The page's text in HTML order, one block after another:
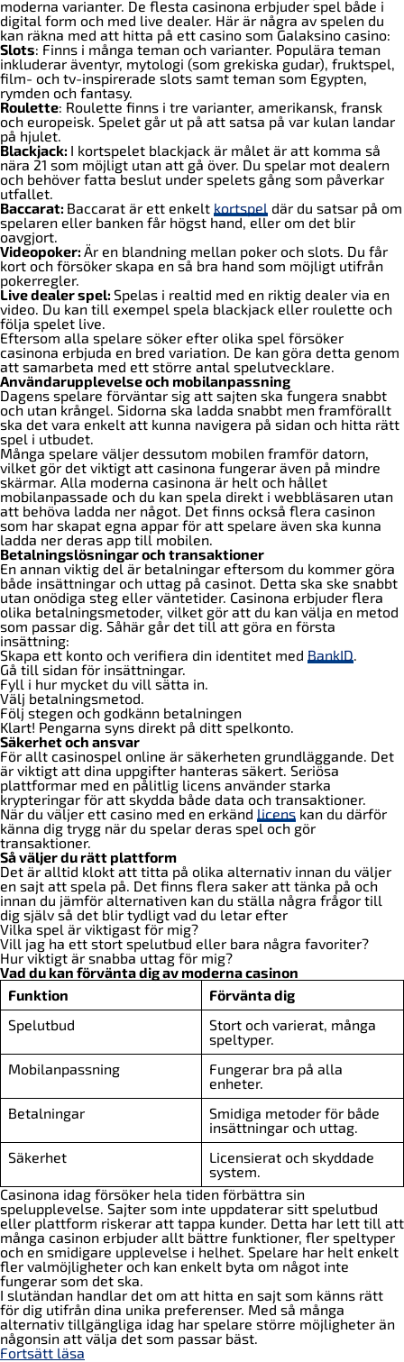
moderna varianter. De flesta casinona erbjuder spel både i
digital form och med live dealer. Här är några av spelen du
kan räkna med att hitta på ett casino som Galaksino casino:
Slots: Finns i många teman och varianter. Populära teman
inkluderar äventyr, mytologi (som grekiska gudar), fruktspel,
film- och tv-inspirerade slots samt teman som Egypten,
rymden och fantasy.
Roulette: Roulette finns i tre varianter, amerikansk, fransk
och europeisk. Spelet går ut på att satsa på var kulan landar
på hjulet.
Blackjack: I kortspelet blackjack är målet är att komma så
nära 21 som möjligt utan att gå över. Du spelar mot dealern
och behöver fatta beslut under spelets gång som påverkar
utfallet.
Baccarat: Baccarat är ett enkelt kortspel där du satsar på om
spelaren eller banken får högst hand, eller om det blir
oavgjort.
Videopoker: Är en blandning mellan poker och slots. Du får
kort och försöker skapa en så bra hand som möjligt utifrån
pokerregler.
Live dealer spel: Spelas i realtid med en riktig dealer via en
video. Du kan till exempel spela blackjack eller roulette och
följa spelet live.
Eftersom alla spelare söker efter olika spel försöker
casinona erbjuda en bred variation. De kan göra detta genom
att samarbeta med ett större antal spelutvecklare.
Användarupplevelse och mobilanpassning
Dagens spelare förväntar sig att sajten ska fungera snabbt
och utan krångel. Sidorna ska ladda snabbt men framförallt
ska det vara enkelt att kunna navigera på sidan och hitta rätt
spel i utbudet.
Många spelare väljer dessutom mobilen framför datorn,
vilket gör det viktigt att casinona fungerar även på mindre
skärmar. Alla moderna casinona är helt och hållet
mobilanpassade och du kan spela direkt i webbläsaren utan
att behöva ladda ner något. Det finns också flera casinon
som har skapat egna appar för att spelare även ska kunna
ladda ner deras app till mobilen.
Betalningslösningar och transaktioner
En annan viktig del är betalningar eftersom du kommer göra
både insättningar och uttag på casinot. Detta ska ske snabbt
utan onödiga steg eller väntetider. Casinona erbjuder flera
olika betalningsmetoder, vilket gör att du kan välja en metod
som passar dig. Såhär går det till att göra en första
insättning:
Skapa ett konto och verifiera din identitet med BankID.
Gå till sidan för insättningar.
Fyll i hur mycket du vill sätta in.
Välj betalningsmetod.
Följ stegen och godkänn betalningen
Klart! Pengarna syns direkt på ditt spelkonto.
Säkerhet och ansvar
För allt casinospel online är säkerheten grundläggande. Det
är viktigt att dina uppgifter hanteras säkert. Seriösa
plattformar med en pålitlig licens använder starka
krypteringar för att skydda både data och transaktioner.
När du väljer ett casino med en erkänd licens kan du därför
känna dig trygg när du spelar deras spel och gör
transaktioner.
Så väljer du rätt plattform
Det är alltid klokt att titta på olika alternativ innan du väljer
en sajt att spela på. Det finns flera saker att tänka på och
innan du jämför alternativen kan du ställa några frågor till
dig själv så det blir tydligt vad du letar efter
Vilka spel är viktigast för mig?
Vill jag ha ett stort spelutbud eller bara några favoriter?
Hur viktigt är snabba uttag för mig?
Vad du kan förvänta dig av moderna casinon
Funktion
Förvänta dig
Spelutbud
Stort och varierat, många
speltyper.
Mobilanpassning
Fungerar bra på alla
enheter.
Betalningar
Smidiga metoder för både
insättningar och uttag.
Säkerhet
Licensierat och skyddade
system.
Casinona idag försöker hela tiden förbättra sin
spelupplevelse. Sajter som inte uppdaterar sitt spelutbud
eller plattform riskerar att tappa kunder. Detta har lett till att
många casinon erbjuder allt bättre funktioner, fler speltyper
och en smidigare upplevelse i helhet. Spelare har helt enkelt
fler valmöjligheter och kan enkelt byta om något inte
fungerar som det ska.
I slutändan handlar det om att hitta en sajt som känns rätt
för dig utifrån dina unika preferenser. Med så många
alternativ tillgängliga idag har spelare större möjligheter än
någonsin att välja det som passar bäst.
Fortsätt läsa